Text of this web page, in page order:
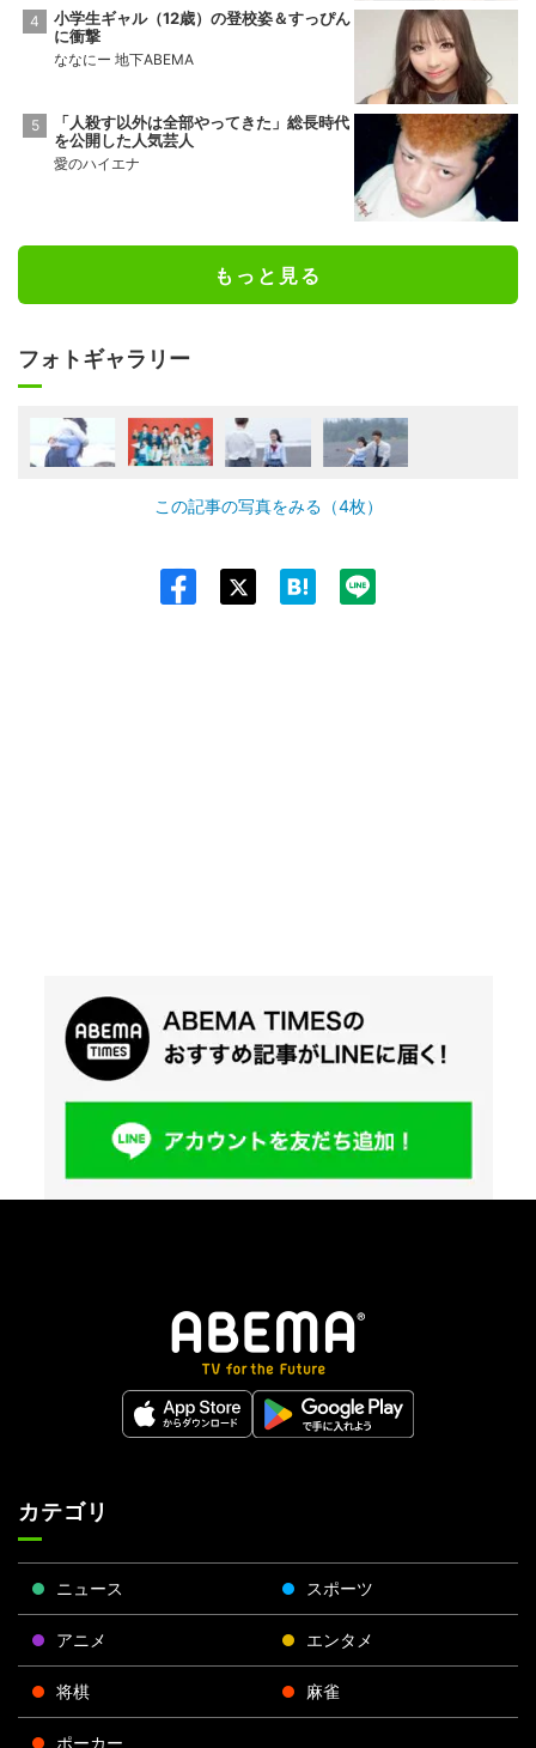
小学生ギャル（12歳）の登校姿＆すっぴん
に衝撃
ななにー 地下ABEMA
「人殺す以外は全部やってきた」総長時代
を公開した人気芸人
愛のハイエナ
もっと見る
フォトギャラリー
この記事の写真をみる（4枚）
カテゴリ
ニュース スポーツ
アニメ エンタメ
将棋 麻雀
ポーカー